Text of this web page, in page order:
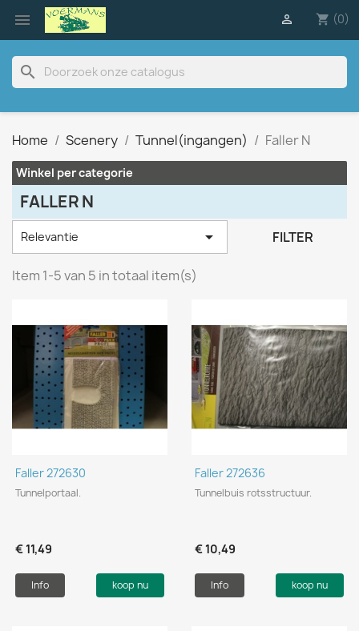
 shopping_cart (0)

search
Home Scenery Tunnel(ingangen) Faller N
Winkel per categorie
FALLER N
Relevantie  FILTER
Item 1-5 van 5 in totaal item(s)
Faller 272630
Tunnelportaal.
€ 11,49
Info koop nu
Faller 272636
Tunnelbuis rotsstructuur.
€ 10,49
Info koop nu